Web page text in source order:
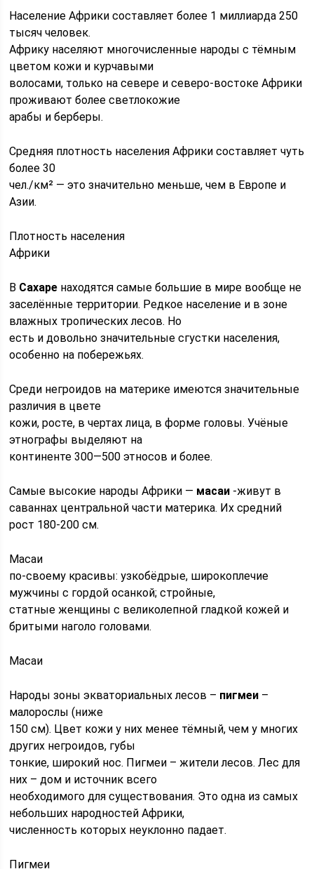
Население Африки составляет более 1 миллиарда 250
тысяч человек.
Африку населяют многочисленные народы с тёмным
цветом кожи и курчавыми
волосами, только на севере и северо-востоке Африки
проживают более светлокожие
арабы и берберы.
Средняя плотность населения Африки составляет чуть
более 30
чел./км² — это значительно меньше, чем в Европе и
Азии.
Плотность населения
Африки
В Сахаре находятся самые большие в мире вообще не
заселённые территории. Редкое население и в зоне
влажных тропических лесов. Но
есть и довольно значительные сгустки нaселения,
особенно на побережьях.
Среди негроидов на материке имеются значительные
различия в цвете
кожи, росте, в чертах лица, в форме головы. Учёные
этнографы выделяют на
континенте 300—500 этносов и более.
Самые высокие народы Африки — масаи -живут в
саваннах центральной части материка. Их средний
рост 180-200 см.
Масаи
по-своему красивы: узкобёдрые, широкоплечие
мужчины с гордой осанкой; стройные,
статные женщины с великолепной гладкой кожей и
бритыми наголо головами.
Масаи
Народы зоны экваториальных лесов – пигмеи –
малорослы (ниже
150 см). Цвет кожи у них менее тёмный, чем у многих
других негроидов, губы
тонкие, широкий нос. Пигмеи – жители лесов. Лес для
них – дом и источник всего
необходимого для существования. Это одна из самых
небольших народностей Африки,
численность которых неуклонно падает.
Пигмеи